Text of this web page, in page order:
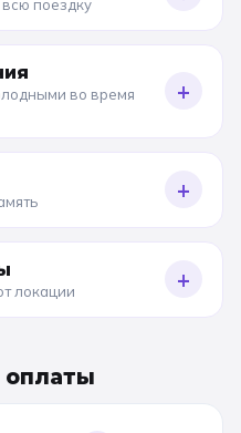
поездку
во время
+
+
локации +